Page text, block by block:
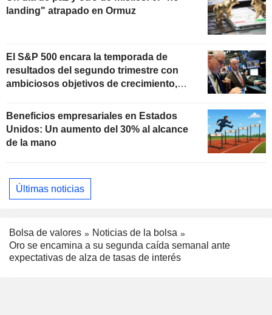
landing" atrapado en Ormuz
El S&P 500 encara la temporada de
resultados del segundo trimestre con
ambiciosos objetivos de crecimiento,
Beneficios empresariales en Estados
Unidos: Un aumento del 30% al alcance
de la mano
Últimas noticias
Bolsa de valores
Noticias de la bolsa
Oro se encamina a su segunda caída semanal ante
expectativas de alza de tasas de interés